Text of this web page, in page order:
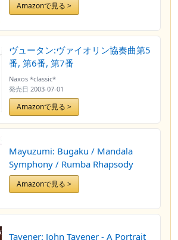
Amazonで見る >
ヴュータン:ヴァイオリン協奏曲第5
番, 第6番, 第7番
Naxos *classic*
発売日 2003-07-01
Amazonで見る >
Mayuzumi: Bugaku / Mandala
Symphony / Rumba Rhapsody
Amazonで見る >
Tavener: John Tavener - A Portrait